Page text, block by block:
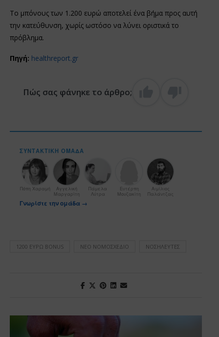
Το μπόνους των 1.200 ευρώ αποτελεί ένα βήμα προς αυτή
την κατεύθυνση, χωρίς ωστόσο να λύνει οριστικά το
πρόβλημα.
Πηγή: healthreport.gr
Πώς σας φάνηκε το άρθρο;
ΣΥΝΤΑΚΤΙΚΉ ΟΜΆΔΑ
Πόπη Χαραμή
Αγγελική
Μαργαρίτη
Πάμελα
Λύτρα
Ευτέρπη
Μουζακίτη
Αιμίλιος
Παλάντζας
Γνωρίστε την ομάδα →
1200 ΕΥΡΏ BONUS ΝΈΟ ΝΟΜΟΣΧΈΔΙΟ ΝΟΣΗΛΕΥΤΈΣ